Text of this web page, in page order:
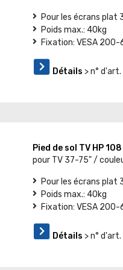
Pour les écrans plat
Poids max.: 40kg
Fixation: VESA
Détails > n°
Pied de sol TV HP 108
pour TV 37-75" /
Pour les écrans plat
Poids max.: 40kg
Fixation: VESA
Détails > n°